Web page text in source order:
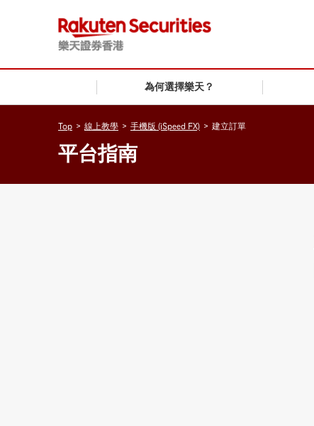
為何選擇樂天？
Top > 線上教學 > 手機版 (iSpeed FX) > 建立訂單
平台指南